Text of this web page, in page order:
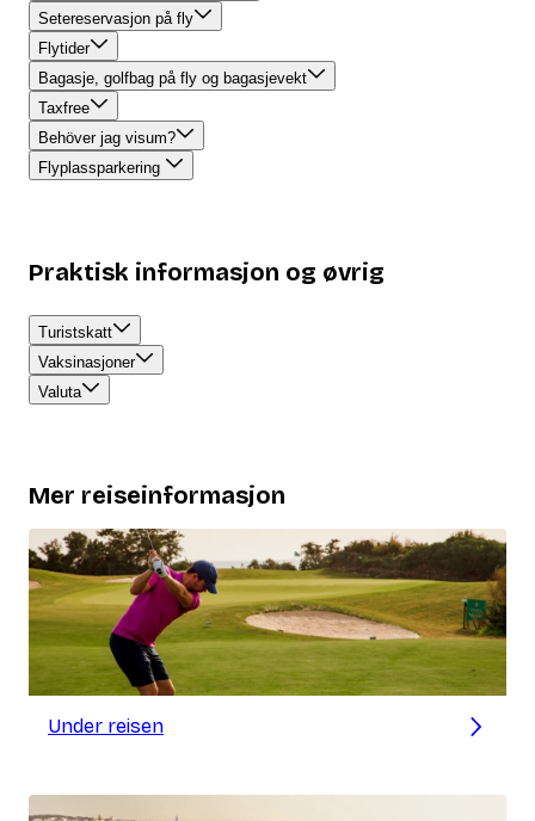
Setereservasjon på fly
Flytider
Bagasje, golfbag på fly og bagasjevekt
Taxfree
Behöver jag visum?
Flyplassparkering
Praktisk informasjon og øvrig
Turistskatt
Vaksinasjoner
Valuta
Mer reiseinformasjon
Under reisen